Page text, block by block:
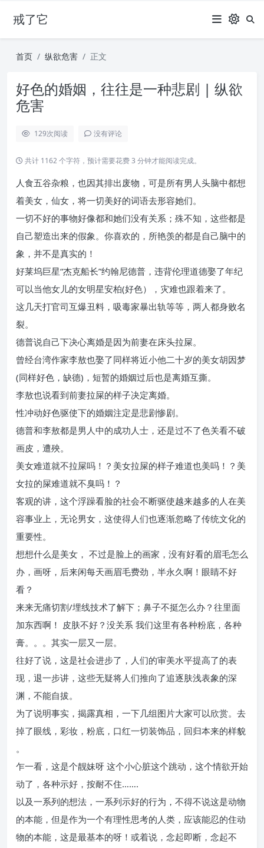
戒了它
首页 纵欲危害 正文
好色的婚姻，往往是一种悲剧 | 纵欲
危害
129次阅读 没有评论
共计 1162 个字符，预计需要花费 3 分钟才能阅读完成。
人食五谷杂粮，也因其排出废物，可是所有男人头脑中都想
着美女，仙女，将一切美好的词语去形容她们。
一切不好的事物好像都和她们没有关系；殊不知，这些都是
自己塑造出来的假象。你喜欢的，所艳羡的都是自己脑中的
象，并不是真实的！
好莱坞巨星“杰克船长”约翰尼德普，违背伦理道德娶了年纪
可以当他女儿的女明星安柏(好色），灾难也跟着来了。
这几天打官司互爆丑料，吸毒家暴出轨等等，两人都身败名
裂。
德普说自己下决心离婚是因为前妻在床头拉屎。
曾经台湾作家李敖也娶了同样将近小他二十岁的美女胡因梦
(同样好色，缺德)，短暂的婚姻过后也是离婚互撕。
李敖也说看到前妻拉屎的样子决定离婚。
性冲动好色驱使下的婚姻注定是悲剧惨剧。
德普和李敖都是男人中的成功人士，还是过不了色关看不破
画皮，遭殃。
美女难道就不拉屎吗！？美女拉屎的样子难道也美吗！？美
女拉的屎难道就不臭吗！？
客观的讲，这个浮躁看脸的社会不断驱使越来越多的人在美
容事业上，无论男女，这使得人们也逐渐忽略了传统文化的
重要性。
想想什么是美女， 不过是脸上的画家，没有好看的眉毛怎么
办，画呀，后来闲每天画眉毛费劲，半永久啊！眼睛不好
看？
来来无痛切割/埋线技术了解下；鼻子不挺怎么办？往里面
加东西啊！ 皮肤不好？没关系 我们这里有各种粉底，各种
膏。。。其实一层又一层。
往好了说，这是社会进步了，人们的审美水平提高了的表
现，退一步讲，这些无疑将人们推向了追逐肤浅表象的深
渊，不能自拔。
为了说明事实，揭露真相，一下几组图片大家可以欣赏。去
掉了眼线，彩妆，粉底，口红一切装饰品，回归本来的样貌
。
乍一看，这是个靓妹呀 这个小心脏这个跳动，这个情欲开始
动了，各种示好，按耐不住…….
以及一系列的想法，一系列示好的行为，不得不说这是动物
的本能，但是作为一个有理性思考的人类，应该能忍的住动
物的本能，这是最基本的呀！或着说，念起即断，念起不